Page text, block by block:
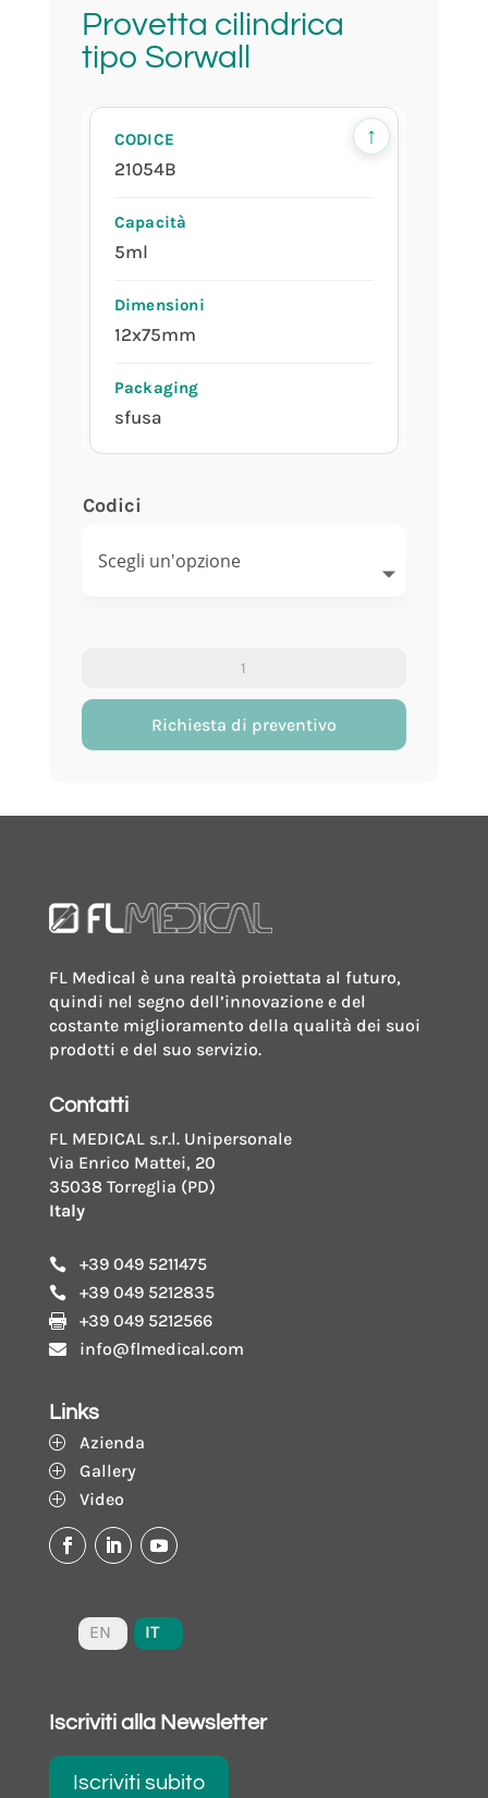
Provetta cilindrica
tipo Sorwall
in sacchetto da 250pz
21054B
5ml
12x75mm
sfusa
↑
Codici
Sorwall
Richiesta di preventivo
FL Medical è una realtà proiettata al futuro,
quindi nel segno dell’innovazione e del
costante miglioramento della qualità dei suoi
prodotti e del suo servizio.
Contatti
FL MEDICAL s.r.l. Unipersonale
Via Enrico Mattei, 20
35038 Torreglia (PD)
Italy
 +39 049 5211475
 +39 049 5212835
 +39 049 5212566
 info@flmedical.com
Links
P Azienda
P Gallery
P Video
EN IT
Iscriviti alla Newsletter
Iscriviti subito